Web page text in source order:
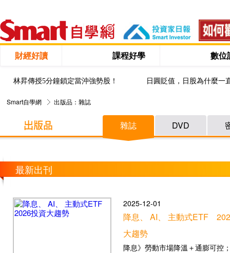
財經好讀 課程好學 數位
林昇傳授5分鐘鎖定當沖強勢股！ 日圓貶值，日股為什麼一
Smart自學網 出版品：雜誌
雜誌 DVD
最新出刊
2025-12-01
降息、 AI、 主動式ETF
大趨勢
降息》勞動市場降溫＋通膨可控